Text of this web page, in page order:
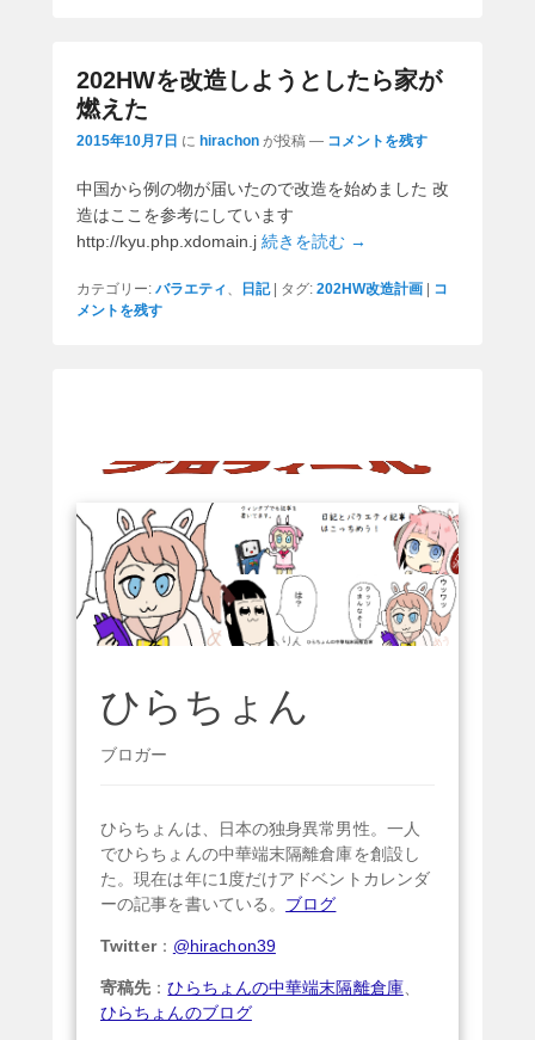
202HWを改造しようとしたら家が
燃えた
2015年10月7日 に hirachon が投稿 — コメントを残す
中国から例の物が届いたので改造を始めました 改
造はここを参考にしています
http://kyu.php.xdomain.j 続きを読む →
カテゴリー: バラエティ 、 日記 | タグ: 202HW改造計画 | コ
メントを残す
ひらちょん
ブロガー
ひらちょんは、日本の独身異常男性。一人
でひらちょんの中華端末隔離倉庫を創設し
た。現在は年に1度だけアドベントカレンダ
ーの記事を書いている。 ブログ
Twitter： @hirachon39
寄稿先 ：ひらちょんの中華端末隔離倉庫、
ひらちょんのブログ